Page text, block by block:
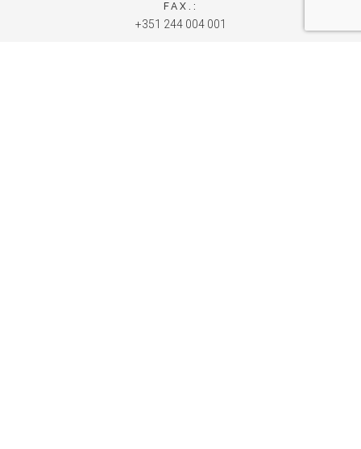
FAX.:
+351 244 004 001